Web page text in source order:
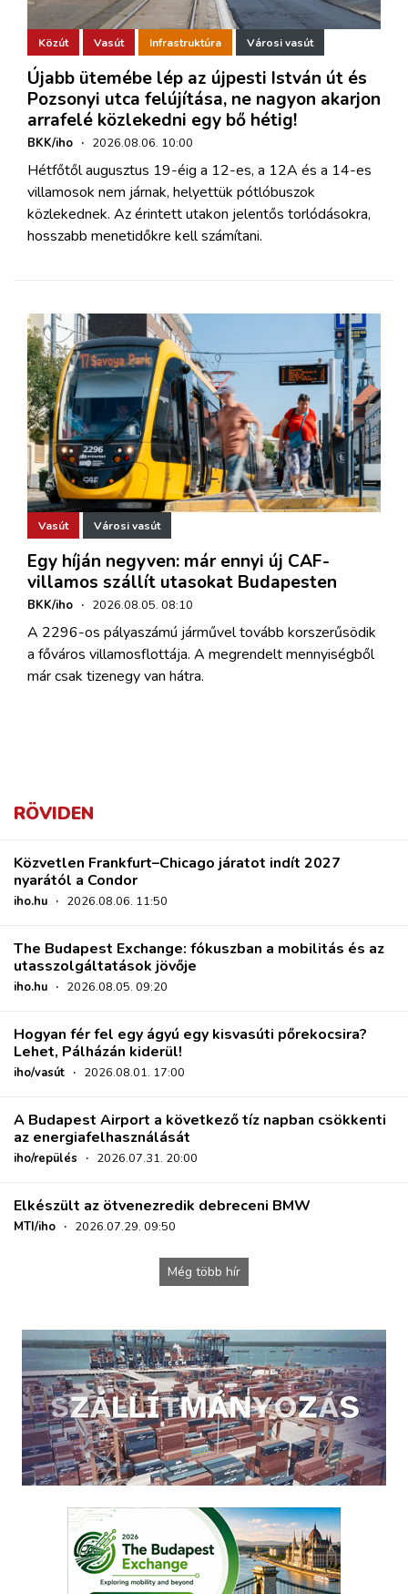
Közút Vasút Infrastruktúra Városi vasút
Újabb ütemébe lép az újpesti István út és
Pozsonyi utca felújítása, ne nagyon akarjon
arrafelé közlekedni egy bő hétig!
BKK/iho · 2026.08.06. 10:00
Hétfőtől augusztus 19-éig a 12-es, a 12A és a 14-es
villamosok nem járnak, helyettük pótlóbuszok
közlekednek. Az érintett utakon jelentős torlódásokra,
hosszabb menetidőkre kell számítani.
Vasút Városi vasút
Egy híján negyven: már ennyi új CAF-
villamos szállít utasokat Budapesten
BKK/iho · 2026.08.05. 08:10
A 2296-os pályaszámú járművel tovább korszerűsödik
a főváros villamosflottája. A megrendelt mennyiségből
már csak tizenegy van hátra.
RÖVIDEN
Közvetlen Frankfurt–Chicago járatot indít 2027
nyarától a Condor
iho.hu · 2026.08.06. 11:50
The Budapest Exchange: fókuszban a mobilitás és az
utasszolgáltatások jövője
iho.hu · 2026.08.05. 09:20
Hogyan fér fel egy ágyú egy kisvasúti pőrekocsira?
Lehet, Pálházán kiderül!
iho/vasút · 2026.08.01. 17:00
A Budapest Airport a következő tíz napban csökkenti
az energiafelhasználását
iho/repülés · 2026.07.31. 20:00
Elkészült az ötvenezredik debreceni BMW
MTI/iho · 2026.07.29. 09:50
Még több hír